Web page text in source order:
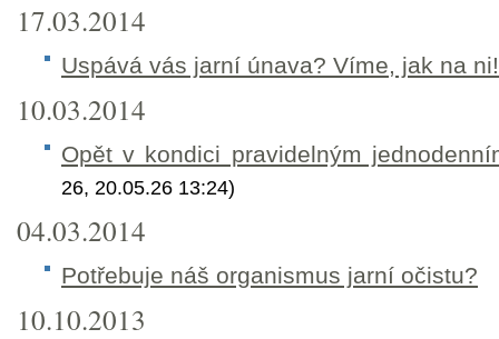
17.03.2014
Uspává vás jarní únava? Víme, jak na ni!
10.03.2014
Opět v kondici pravidelným
26, 20.05.26 13:24)
04.03.2014
Potřebuje náš organismus jarní očistu?
10.10.2013